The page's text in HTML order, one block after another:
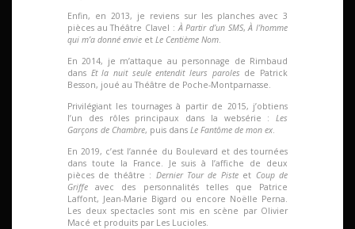
Enfin, en 2013, je reviens sur les planches avec 3
pièces au Théâtre Clavel : À Partir d’un SMS,À l’homme
qui m’a donné envie et Le Centième Nom
En 2014, je m’attaque au personnage de Rimbaud
dans Et la nuit seule entendit leurs paroles de Patrick
Besson, joué au Théâtre de Poche-Montparnasse.
Privilégiant les tournages à partir de 2015, j’obtiens
l’un des rôles principaux dans la websérie : Les
Garçons de Chambre, puis dans Le Fantôme de mon ex
En 2019, c’est l’année du Boulevard et des tournées
dans toute la France. Je suis à l’affiche de deux
pièces de théâtre : Dernier Tour de Pisteet Coup de
Griffe avec des personnalités telles que Patrice
Laffont, Jean-Marie Bigard ou encore Noëlle Perna.
Les deux spectacles sont mis en scène par Olivier
Macé et produits par Les Lucioles.